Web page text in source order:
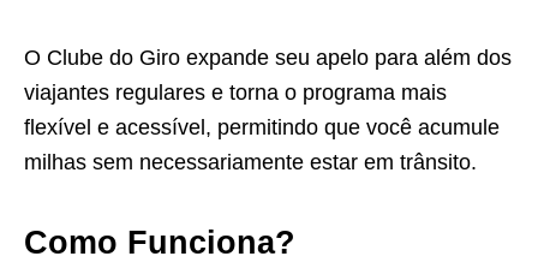
O Clube do Giro expande seu apelo para além dos
viajantes regulares e torna o programa mais
flexível e acessível, permitindo que você acumule
milhas sem necessariamente estar em trânsito.
Como Funciona?